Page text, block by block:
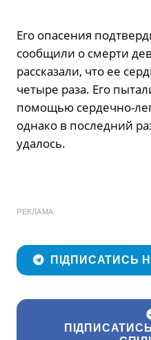
Его опасения
сообщили о смерти
рассказали, что ее
четыре раза. Его
помощью сердечно-
однако в последний
удалось.
РЕКЛАМА
ПІДПИСАТИСЬ